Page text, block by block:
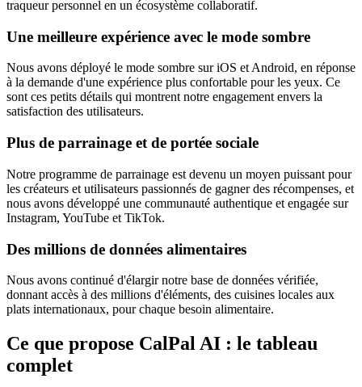
traqueur personnel en un écosystème collaboratif.
Une meilleure expérience avec le mode sombre
Nous avons déployé le mode sombre sur iOS et Android, en réponse
à la demande d'une expérience plus confortable pour les yeux. Ce
sont ces petits détails qui montrent notre engagement envers la
satisfaction des utilisateurs.
Plus de parrainage et de portée sociale
Notre programme de parrainage est devenu un moyen puissant pour
les créateurs et utilisateurs passionnés de gagner des récompenses, et
nous avons développé une communauté authentique et engagée sur
Instagram, YouTube et TikTok.
Des millions de données alimentaires
Nous avons continué d'élargir notre base de données vérifiée,
donnant accès à des millions d'éléments, des cuisines locales aux
plats internationaux, pour chaque besoin alimentaire.
Ce que propose CalPal AI : le tableau
complet